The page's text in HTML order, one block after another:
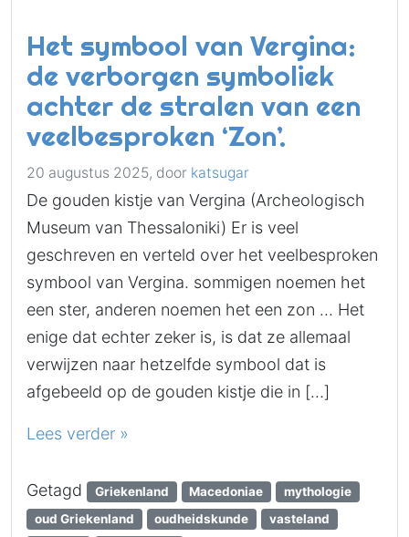
Het symbool van Vergina:
de verborgen symboliek
achter de stralen van een
veelbesproken ‘Zon’.
20 augustus 2025, door katsugar
De gouden kistje van Vergina (Archeologisch
Museum van Thessaloniki) Er is veel
geschreven en verteld over het veelbesproken
symbool van Vergina. sommigen noemen het
een ster, anderen noemen het een zon … Het
enige dat echter zeker is, is dat ze allemaal
verwijzen naar hetzelfde symbool dat is
afgebeeld op de gouden kistje die in […]
Lees verder »
Getagd Griekenland Macedoniae
mythologie
oud Griekenland
oudheidskunde
vasteland